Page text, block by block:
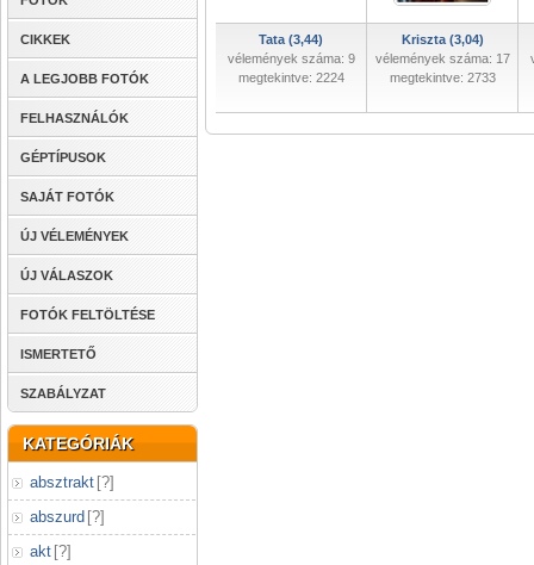
CIKKEK
A LEGJOBB FOTÓK
FELHASZNÁLÓK
GÉPTÍPUSOK
SAJÁT FOTÓK
ÚJ VÉLEMÉNYEK
ÚJ VÁLASZOK
FOTÓK FELTÖLTÉSE
ISMERTETŐ
SZABÁLYZAT
KATEGÓRIÁK
absztrakt [?]
abszurd [?]
akt [?]
Tata (3,44)
vélemények száma: 9
megtekintve: 2224
Kriszta (3,04)
vélemények száma: 17
megtekintve: 2733